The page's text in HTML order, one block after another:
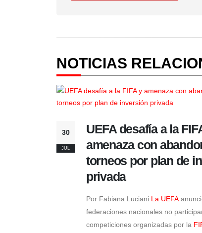
NOTICIAS
30
JUL
UEFA desafía a la
amenaza con
torneos por plan de
privada
Por Fabiana Luciani La UEFA
federaciones nacionales no
competiciones organizadas por la